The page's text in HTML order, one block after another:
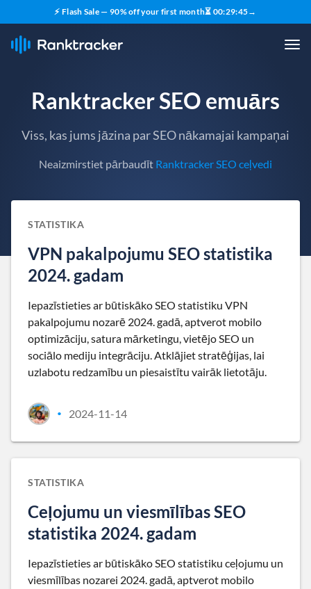
⚡ Flash Sale — 90% off your first month⏳ 00:29:44→
Ranktracker SEO emuārs
Viss, kas jums jāzina par SEO nākamajai kampaņai
Neaizmirstiet pārbaudīt Ranktracker SEO ceļvedi
STATISTIKA
VPN pakalpojumu SEO statistika
2024. gadam
Iepazīstieties ar būtiskāko SEO statistiku VPN
pakalpojumu nozarē 2024. gadā, aptverot mobilo
optimizāciju, satura mārketingu, vietējo SEO un
sociālo mediju integrāciju. Atklājiet stratēģijas, lai
uzlabotu redzamību un piesaistītu vairāk lietotāju.
• 2024-11-14
STATISTIKA
Ceļojumu un viesmīlības SEO
statistika 2024. gadam
Iepazīstieties ar būtiskāko SEO statistiku ceļojumu un
viesmīlības nozarei 2024. gadā, aptverot mobilo